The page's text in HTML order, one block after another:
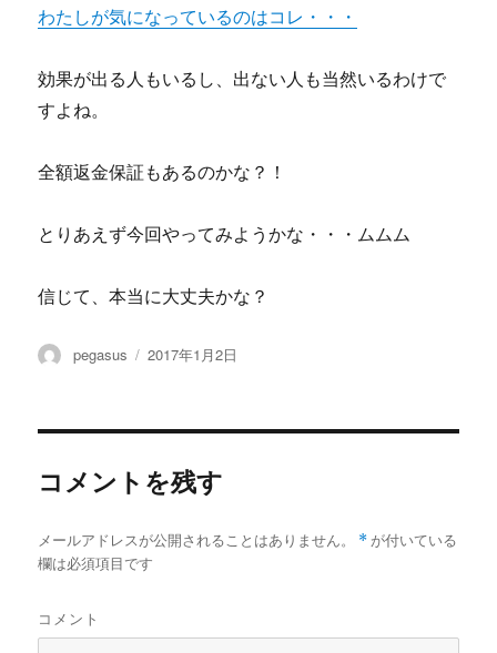
わたしが気になっているのはコレ・・・
効果が出る人もいるし、出ない人も当然いるわけで
すよね。
全額返金保証もあるのかな？！
とりあえず今回やってみようかな・・・ムムム
信じて、本当に大丈夫かな？
投
pegasus
投
2017年1月2日
コメントを残す
メールアドレスが公開されることはありません。 * が付いている
欄は必須項目です
コメント